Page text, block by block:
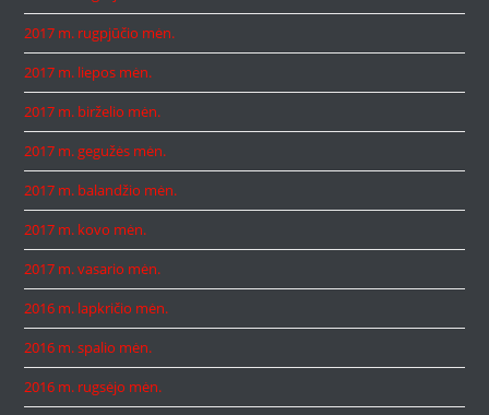
2017 m. rugpjūčio mėn.
2017 m. liepos mėn.
2017 m. birželio mėn.
2017 m. gegužės mėn.
2017 m. balandžio mėn.
2017 m. kovo mėn.
2017 m. vasario mėn.
2016 m. lapkričio mėn.
2016 m. spalio mėn.
2016 m. rugsėjo mėn.